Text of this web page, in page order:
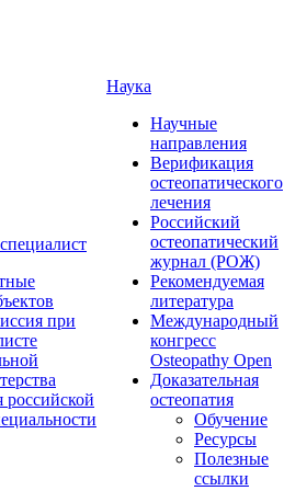
при
российской
Наука
Научные
направления
Верификация
остеопатического
лечения
Российский
остеопатический
журнал (РОЖ)
Рекомендуемая
литература
Международный
конгресс
Osteopathy Open
Доказательная
остеопатия
Обучение
Ресурсы
Полезные
ссылки